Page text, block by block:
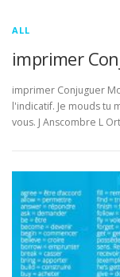
ALL
imprimer
imprimer Conjuguer
l'indicatif. Je mouds tu
vous. J Anscombre L